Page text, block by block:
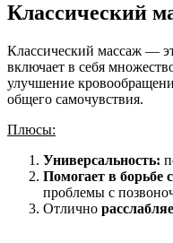
Классический
Классический массаж —
включает в себя
улучшение
общего самочувствия.
Плюсы:
Универсальность:
Помогает в борьбе
проблемы с
Отлично